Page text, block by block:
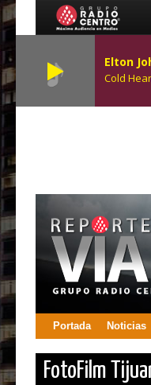
Elton
Cold
Portada Noticias
FotoFilm